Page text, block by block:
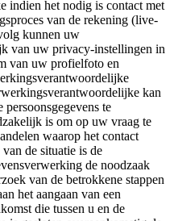
indien het nodig is contact met
van de rekening (live-
kunnen uw
van uw privacy-instellingen in
van uw profielfoto en
kan
persoonsgegevens te
is om op uw vraag te
waarop het contact
de situatie is de
de noodzaak
van de betrokkene stappen
het aangaan van een
die tussen u en de